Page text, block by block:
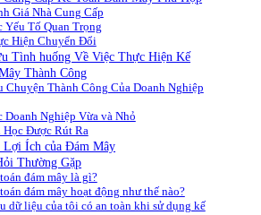
Giá Nhà Cung Cấp
Yếu Tố Quan Trọng
Hiện Chuyển Đổi
Tình huống Về Việc Thực Hiện Kế
Thành Công
Chuyện Thành Công Của Doanh Nghiệp
Doanh Nghiệp Vừa và Nhỏ
Học Được Rút Ra
Lợi Ích của Đám Mây
Thường Gặp
đám mây là gì?
đám mây hoạt động như thế nào?
dữ liệu của tôi có an toàn khi sử dụng kế